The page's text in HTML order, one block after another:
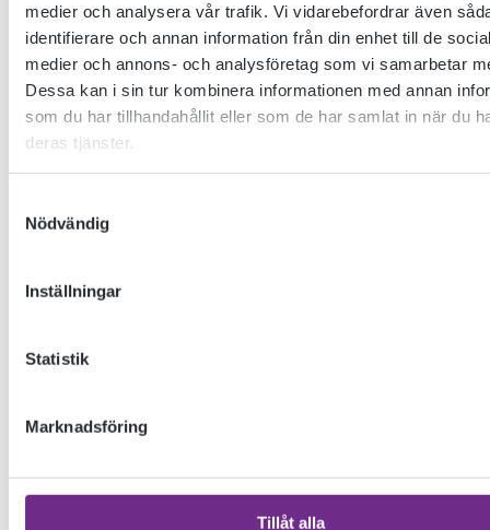
medier och analysera vår trafik. Vi vidarebefordrar även
identifierare och annan information från din enhet till de
medier och annons- och analysföretag som vi samarbetar
Dessa kan i sin tur kombinera informationen med annan
som du har tillhandahållit eller som de har samlat in när du
deras tjänster.
Nödvändig
Inställningar
Statistik
Marknadsföring
Tillåt alla
LÄS MER
Grundläggande undervisning i